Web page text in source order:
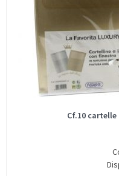
Cf.10